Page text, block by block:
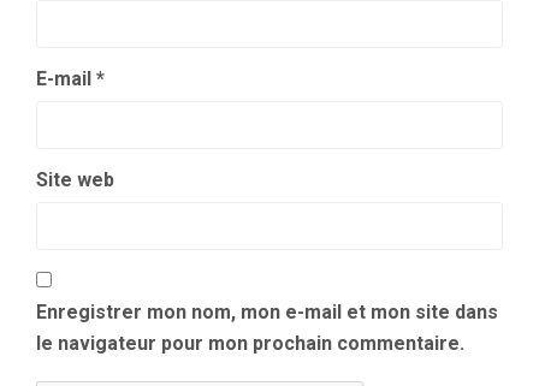
E-mail *
Site web
Enregistrer mon nom, mon e-mail et mon site dans
le navigateur pour mon prochain commentaire.